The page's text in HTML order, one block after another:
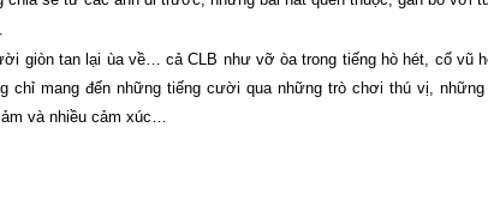
giòn tan lại ùa về… cả CLB như vỡ òa trong tiếng hò hét, cổ vũ
chỉ mang đến những tiếng cười qua những trò chơi thú vị,
và nhiều cảm xúc…